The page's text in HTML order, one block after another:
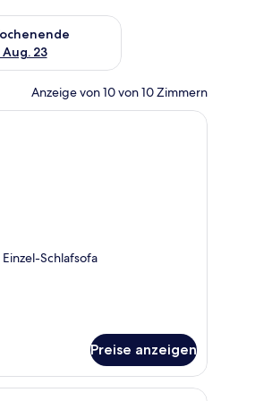
- Aug. 16.
Aug. 23
für nächstes Wochenende, Aug.
Anzeige von 10 von 10 Zimmern
Bad mit Waschbecken und Spiegel.
Ein modernes Hotelzimmer mit einem
Schlafsofa
Preise anzeigen
einem Flachbildfernseher, einem
Ein modernes Hotelzimmer mit